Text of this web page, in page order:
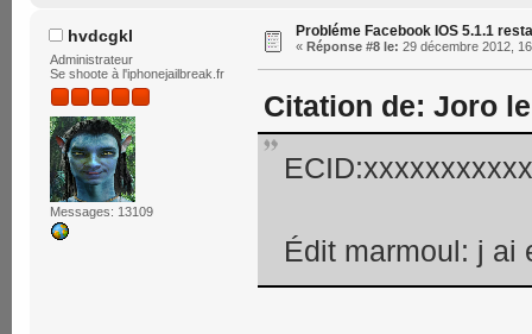
hvdcgkl
Administrateur
Se shoote à l'iphonejailbreak.fr
Messages: 13109
Probléme Facebook IOS 5.1.1
« Réponse #8 le: 29 décembre 2012,
Citation de: Joro
Édit marmoul: j ai